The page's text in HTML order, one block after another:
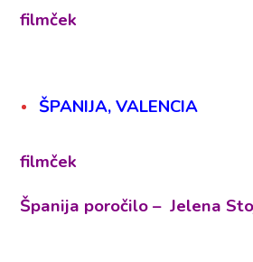
filmček
ŠPANIJA, VALENCIA
filmček
Španija poročilo – Jelena